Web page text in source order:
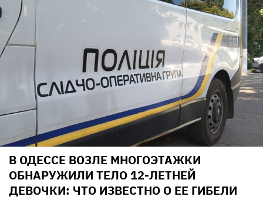
В ОДЕССЕ ВОЗЛЕ МНОГОЭТАЖКИ
ОБНАРУЖИЛИ ТЕЛО 12-ЛЕТНЕЙ
ДЕВОЧКИ: ЧТО ИЗВЕСТНО О ЕЕ ГИБЕЛИ